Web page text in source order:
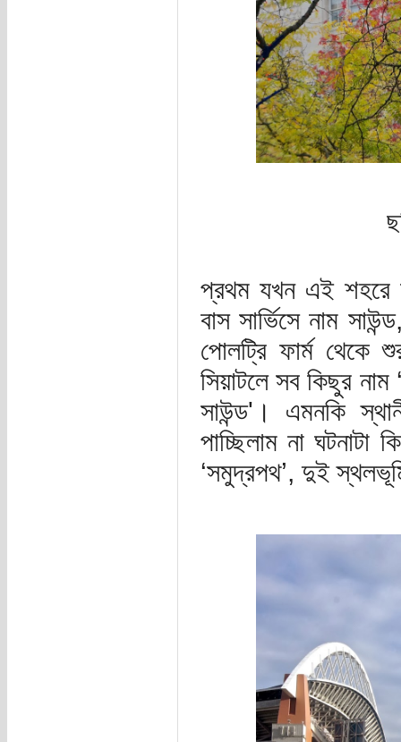
প্রথম যখন এই শহরে
বাস সার্ভিসে নাম
পোলট্রি ফার্ম থেকে
সিয়াটলে সব কিছুর নাম
সাউন্ড'। এমনকি
পাচ্ছিলাম না
‘সমুদ্রপথ’, দুই